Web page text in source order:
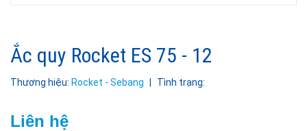
Ắc quy Rocket ES 75 - 12
Thương hiệu: Rocket - Sebang Tình trạng:
Liên hệ